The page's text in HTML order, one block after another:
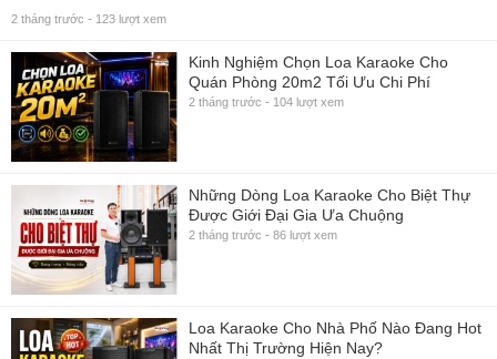
2 tháng trước - 123 lượt xem
Kinh Nghiệm Chọn Loa Karaoke Cho
Quán Phòng 20m2 Tối Ưu Chi Phí
2 tháng trước - 104 lượt xem
Những Dòng Loa Karaoke Cho Biệt Thự
Được Giới Đại Gia Ưa Chuộng
2 tháng trước - 86 lượt xem
Loa Karaoke Cho Nhà Phố Nào Đang Hot
Nhất Thị Trường Hiện Nay?